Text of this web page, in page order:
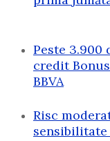
Peste
credit
BBVA
Risc